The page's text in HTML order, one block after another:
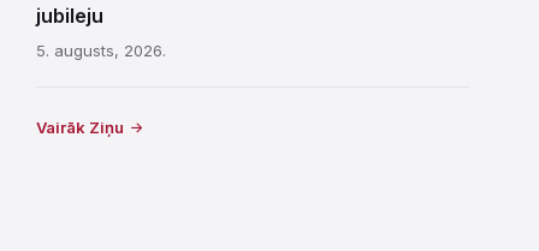
jubileju
5. augusts, 2026.
Vairāk Ziņu